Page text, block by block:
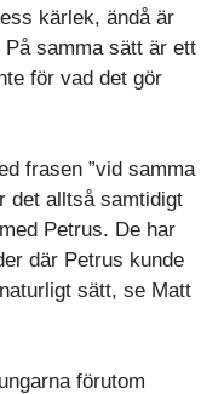
kärlek, ändå är
samma sätt är ett
för vad det gör
frasen ”vid samma
det alltså samtidigt
Petrus. De har
där Petrus kunde
sätt, se Matt
förutom